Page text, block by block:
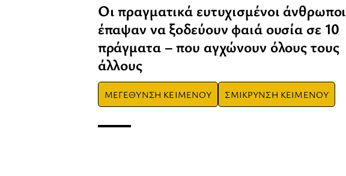
Οι πραγματικά ευτυχισμένοι άνθρωποι
έπαψαν να ξοδεύουν φαιά ουσία σε 10
πράγματα – που αγχώνουν όλους τους
άλλους
ΜΕΓΕΘΥΝΣΗ ΚΕΙΜΕΝΟΥ ΣΜΙΚΡΥΝΣΗ ΚΕΙΜΕΝΟΥ